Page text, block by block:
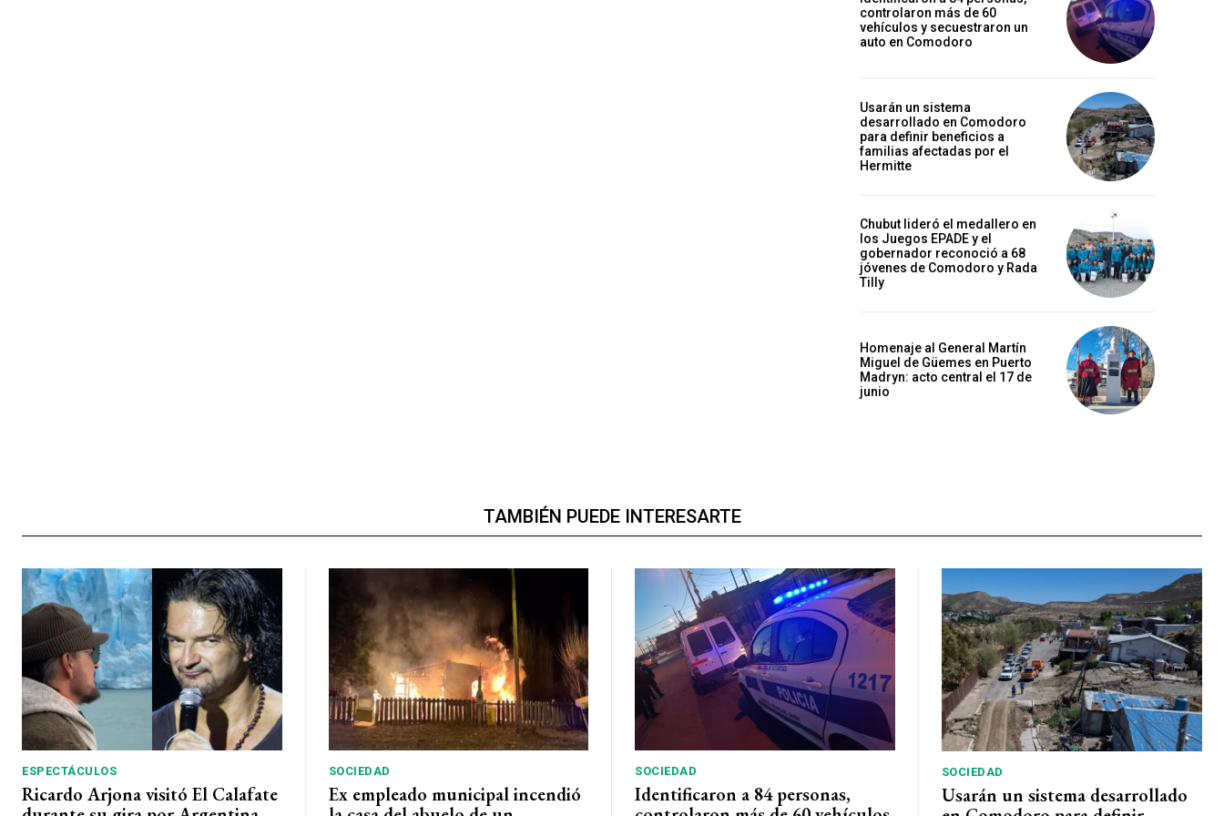
controlaron más de 60
vehículos y secuestraron un
auto en Comodoro
Usarán un sistema
desarrollado en Comodoro
para definir beneficios a
familias afectadas por el
Hermitte
Chubut lideró el medallero en
los Juegos EPADE y el
gobernador reconoció a 68
jóvenes de Comodoro y Rada
Tilly
Homenaje al General Martín
Miguel de Güemes en Puerto
Madryn: acto central el 17 de
junio
TAMBIÉN PUEDE INTERESARTE
ESPECTÁCULOS
Ricardo Arjona visitó El Calafate
SOCIEDAD
Ex empleado municipal incendió
SOCIEDAD
Identificaron a 84 personas,
SOCIEDAD
Usarán un sistema desarrollado